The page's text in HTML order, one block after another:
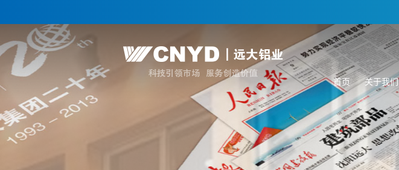
首页 关于我们